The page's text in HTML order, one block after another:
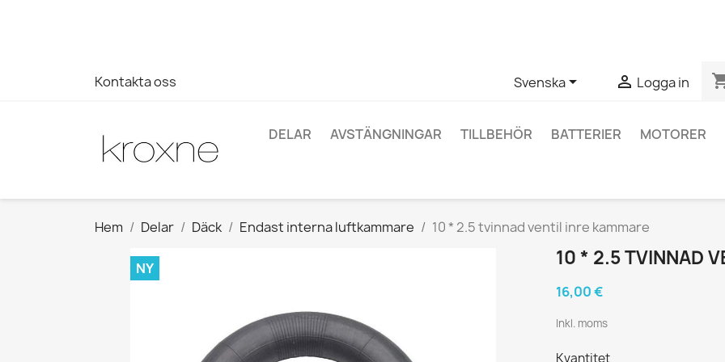
Kontakta oss Svenska  Logga in
DELAR AVSTÄNGNINGAR TILLBEHÖR BATTERIER MOTORER
Hem Delar Däck Endast interna luftkammare 10 * 2.5 tvinnad ventil inre kammare
NY 10 * 2.5 TVINNAD
16,00 €
Inkl. moms
Kvantitet